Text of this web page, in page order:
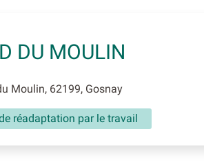
DU MOULIN
Moulin, 62199, Gosnay
réadaptation par le travail